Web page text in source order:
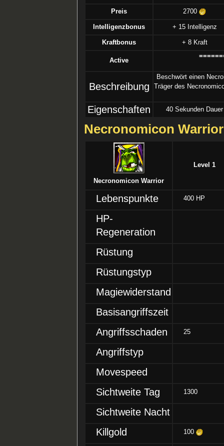
Preis 2700
Intelligenzbonus + 15 Intelligenz
Kraftbonus + 8 Kraft
Active
Beschreibung
Beschwört einen
Träger des
Eigenschaften 40 Sekunden Dauer
Necronomicon Warrior
Necronomicon Warrior
Level 1
Lebenspunkte 400 HP
HP-
Regeneration
Rüstung
Rüstungstyp
Magiewiderstand
Basisangriffszeit
Angriffsschaden
25
Angriffstyp
Movespeed
Sichtweite Tag
1300
Sichtweite Nacht
Killgold
100